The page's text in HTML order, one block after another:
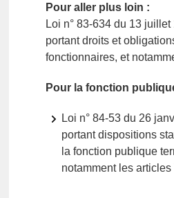
Pour aller plus loin :
Loi n° 83-634 du 13
portant droits et
fonctionnaires, et
Pour la fonction
Loi n° 84-53 du 26
portant dispositions
la fonction publique
notamment les articles